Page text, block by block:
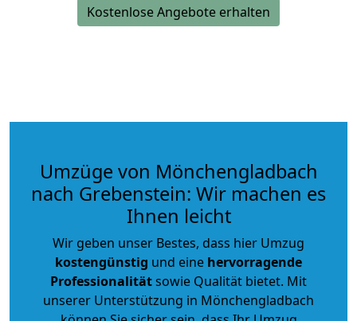
Kostenlose Angebote erhalten
Umzüge von Mönchengladbach
nach Grebenstein: Wir machen es
Ihnen leicht
Wir geben unser Bestes, dass hier Umzug
kostengünstig und eine hervorragende
Professionalitätsowie Qualität bietet. Mit
unserer Unterstützung in Mönchengladbach